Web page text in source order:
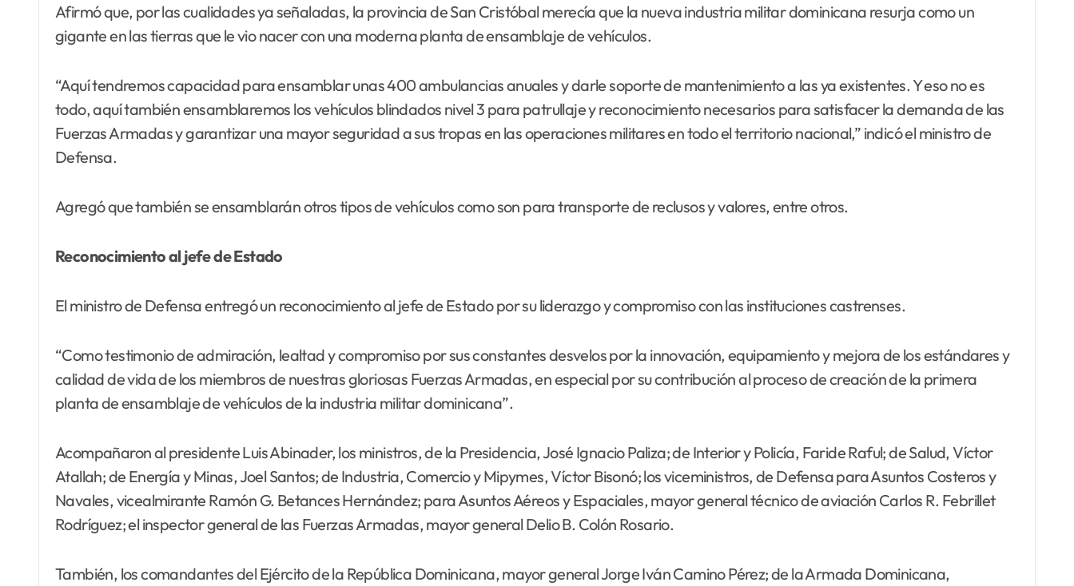
Afirmó que, por las cualidades ya señaladas, la provincia de San Cristóbal merecía que la nueva industria militar dominicana resurja como un
gigante en las tierras que le vio nacer con una moderna planta de ensamblaje de vehículos.
“Aquí tendremos capacidad para ensamblar unas 400 ambulancias anuales y darle soporte de mantenimiento a las ya existentes. Y eso no es
todo, aquí también ensamblaremos los vehículos blindados nivel 3 para patrullaje y reconocimiento necesarios para satisfacer la demanda de las
Fuerzas Armadas y garantizar una mayor seguridad a sus tropas en las operaciones militares en todo el territorio nacional,” indicó el ministro de
Defensa.
Agregó que también se ensamblarán otros tipos de vehículos como son para transporte de reclusos y valores, entre otros.
Reconocimiento al jefe de Estado
El ministro de Defensa entregó un reconocimiento al jefe de Estado por su liderazgo y compromiso con las instituciones castrenses.
“Como testimonio de admiración, lealtad y compromiso por sus constantes desvelos por la innovación, equipamiento y mejora de los estándares y
calidad de vida de los miembros de nuestras gloriosas Fuerzas Armadas, en especial por su contribución al proceso de creación de la primera
planta de ensamblaje de vehículos de la industria militar dominicana”.
Acompañaron al presidente Luis Abinader, los ministros, de la Presidencia, José Ignacio Paliza; de Interior y Policía, Faride Raful; de Salud, Víctor
Atallah; de Energía y Minas, Joel Santos; de Industria, Comercio y Mipymes, Víctor Bisonó; los viceministros, de Defensa para Asuntos Costeros y
Navales, vicealmirante Ramón G. Betances Hernández; para Asuntos Aéreos y Espaciales, mayor general técnico de aviación Carlos R. Febrillet
Rodríguez; el inspector general de las Fuerzas Armadas, mayor general Delio B. Colón Rosario.
También, los comandantes del Ejército de la República Dominicana, mayor general Jorge Iván Camino Pérez; de la Armada Dominicana,